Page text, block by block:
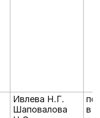
Ивлева Н.Г.
Шаповалова
в